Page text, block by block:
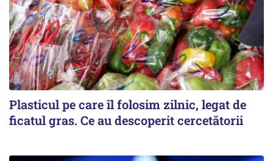
Plasticul pe care îl folosim zilnic, legat de
ficatul gras. Ce au descoperit cercetătorii